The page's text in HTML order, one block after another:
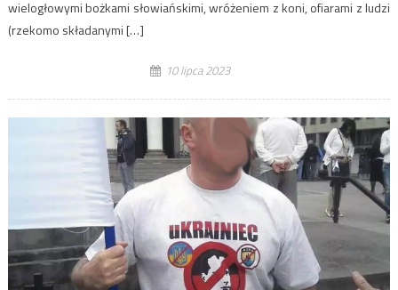
wielogłowymi bożkami słowiańskimi, wróżeniem z koni, ofiarami z ludzi
(rzekomo składanymi […]
10 lipca 2023